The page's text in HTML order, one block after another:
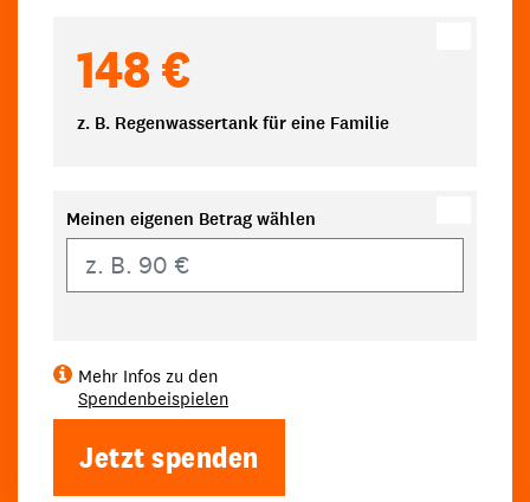
148 €
z. B. Regenwassertank für eine Familie
Meinen eigenen Betrag wählen
Mehr Infos zu den
Spendenbeispielen
Jetzt spenden